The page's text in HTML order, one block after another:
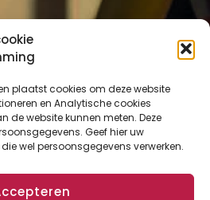
plaatst cookies om deze website
en Analytische cookies
de website kunnen meten. Deze
Geef hier uw
wel persoonsgegevens verwerken.
Shop
Shop
Mijn account
Winkelmand
Checkout